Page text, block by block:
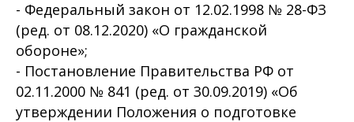
- Федеральный закон от 12.02.1998 № 28-ФЗ
(ред. от 08.12.2020) «О гражданской
обороне»;
- Постановление Правительства РФ от
02.11.2000 № 841 (ред. от 30.09.2019) «Об
утверждении Положения о подготовке